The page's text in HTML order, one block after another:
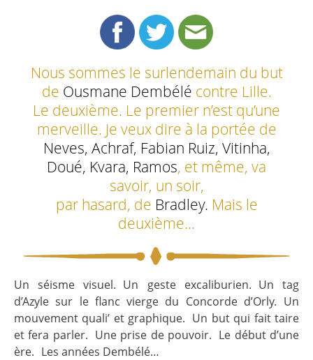
Nous sommes le surlendemain du but
de Ousmane Dembélé contre Lille.
Le deuxième. Le premier n’est qu’une
merveille. Je veux dire à la portée de
Neves, Achraf, Fabian Ruiz, Vitinha,
Doué, Kvara, Ramos, et même, va
savoir, un soir,
par hasard, de Bradley. Mais le
deuxième…
Un séisme visuel. Un geste excaliburien. Un tag
d’Azyle sur le flanc vierge du Concorde d’Orly. Un
mouvement quali’ et graphique. Un but qui fait taire
et fera parler. Une prise de pouvoir. Le début d’une
ère. Les années Dembélé…